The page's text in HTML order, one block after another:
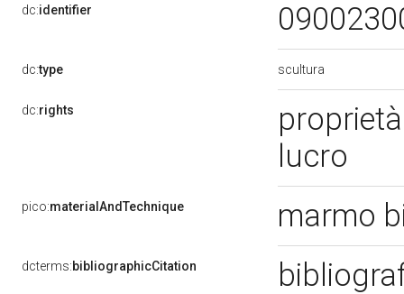
dc:identifier
dc:type scultura
dc:rights
lucro
pico:materialAndTechnique marmo
dcterms:bibliographicCitation